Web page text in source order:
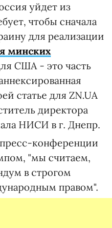
уйдет из
чтобы сначала
для реализации
минских
США - это часть
статье для ZN.UA
директора
НИСИ в г. Днепр.
конференции
"мы считаем,
в строгом
правом".